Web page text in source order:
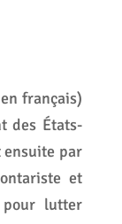
français)
des États-
ensuite par
et
pour lutter